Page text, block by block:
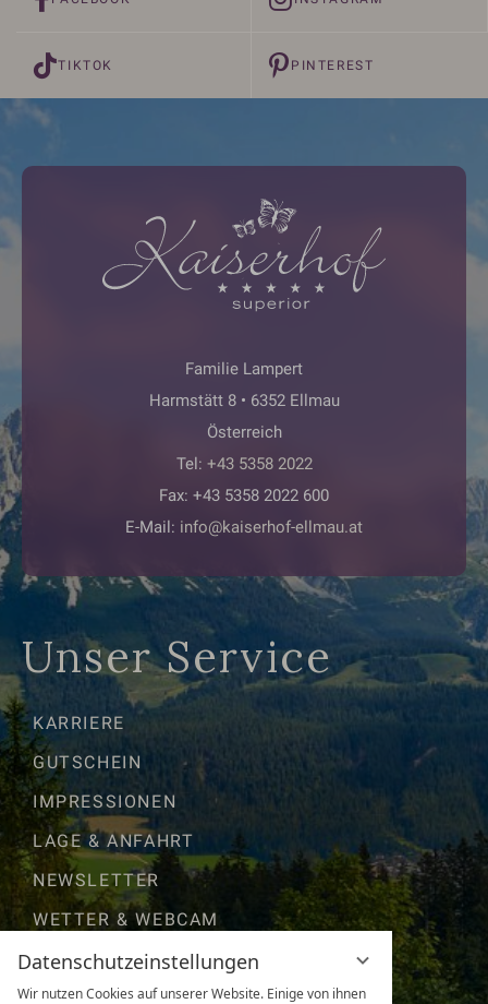
Datenschutzeinstellungen
Wir nutzen Cookies auf unserer Website. Einige von ihnen
TIKTOK PINTEREST
Familie Lampert
Harmstätt 8 • 6352 Ellmau
Österreich
Tel: +43 5358 2022
Fax: +43 5358 2022 600
E-Mail: info@kaiserhof-ellmau.at
Unser Service
KARRIERE
GUTSCHEIN
IMPRESSIONEN
LAGE & ANFAHRT
NEWSLETTER
WETTER & WEBCAM
ANFRAGEN
GUT ZU WISSEN